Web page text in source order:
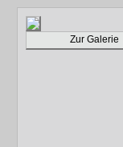
Zur Galerie